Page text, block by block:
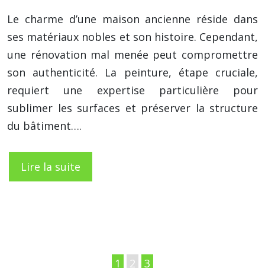
Le charme d’une maison ancienne réside dans
ses matériaux nobles et son histoire. Cependant,
une rénovation mal menée peut compromettre
son authenticité. La peinture, étape cruciale,
requiert une expertise particulière pour
sublimer les surfaces et préserver la structure
du bâtiment….
Lire la suite
1 2 3